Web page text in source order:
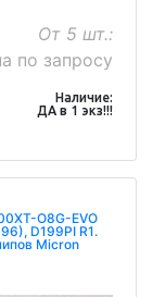
От 5 шт.:
по запросу
Наличие:
ДА в 1 экз!!!
O8G-EVO
D199PI R1.
Micron